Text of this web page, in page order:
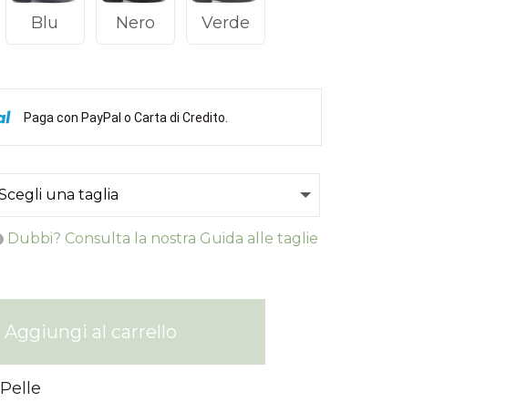
Blu Nero Verde
Paga con PayPal o Carta di Credito.
Dubbi? Consulta la nostra Guida alle taglie
Aggiungi al carrello
Pelle